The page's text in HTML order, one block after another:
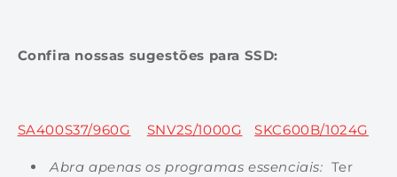
Confira nossas sugestões para SSD:
SA400S37/960G SNV2S/1000G SKC600B/1024G
Abra apenas os programas essenciais: Ter